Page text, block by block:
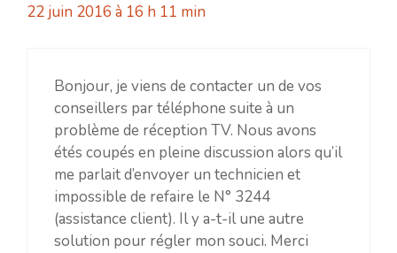
22 juin 2016 à 16 h 11 min
Bonjour, je viens de contacter un de vos
conseillers par téléphone suite à un
problème de réception TV. Nous avons
étés coupés en pleine discussion alors qu’il
me parlait d’envoyer un technicien et
impossible de refaire le N° 3244
(assistance client). Il y a-t-il une autre
solution pour régler mon souci. Merci